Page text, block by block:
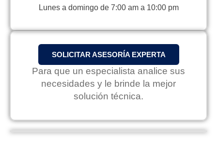
Lunes a domingo de 7:00 am a 10:00 pm
SOLICITAR ASESORÍA EXPERTA
Para que un especialista analice sus
necesidades y le brinde la mejor
solución técnica.